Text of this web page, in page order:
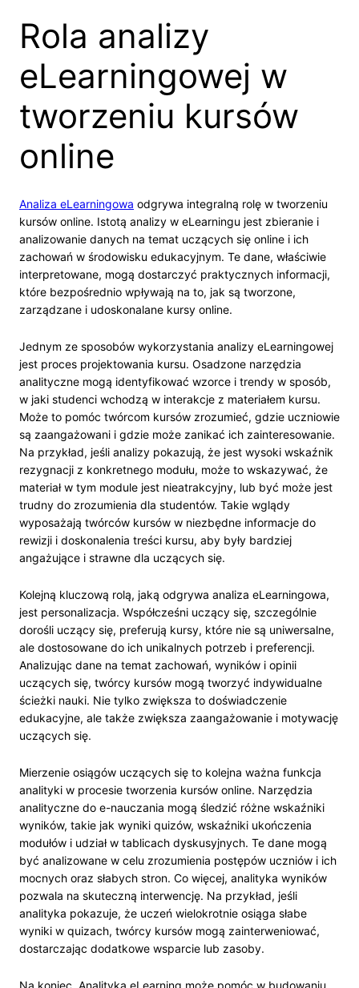
Rola analizy
eLearningowej w
tworzeniu kursów
online
Analiza eLearningowa odgrywa integralną rolę w tworzeniu
kursów online. Istotą analizy w eLearningu jest zbieranie i
analizowanie danych na temat uczących się online i ich
zachowań w środowisku edukacyjnym. Te dane, właściwie
interpretowane, mogą dostarczyć praktycznych informacji,
które bezpośrednio wpływają na to, jak są tworzone,
zarządzane i udoskonalane kursy online.
Jednym ze sposobów wykorzystania analizy eLearningowej
jest proces projektowania kursu. Osadzone narzędzia
analityczne mogą identyfikować wzorce i trendy w sposób,
w jaki studenci wchodzą w interakcje z materiałem kursu.
Może to pomóc twórcom kursów zrozumieć, gdzie uczniowie
są zaangażowani i gdzie może zanikać ich zainteresowanie.
Na przykład, jeśli analizy pokazują, że jest wysoki wskaźnik
rezygnacji z konkretnego modułu, może to wskazywać, że
materiał w tym module jest nieatrakcyjny, lub być może jest
trudny do zrozumienia dla studentów. Takie wglądy
wyposażają twórców kursów w niezbędne informacje do
rewizji i doskonalenia treści kursu, aby były bardziej
angażujące i strawne dla uczących się.
Kolejną kluczową rolą, jaką odgrywa analiza eLearningowa,
jest personalizacja. Współcześni uczący się, szczególnie
dorośli uczący się, preferują kursy, które nie są uniwersalne,
ale dostosowane do ich unikalnych potrzeb i preferencji.
Analizując dane na temat zachowań, wyników i opinii
uczących się, twórcy kursów mogą tworzyć indywidualne
ścieżki nauki. Nie tylko zwiększa to doświadczenie
edukacyjne, ale także zwiększa zaangażowanie i motywację
uczących się.
Mierzenie osiągów uczących się to kolejna ważna funkcja
analityki w procesie tworzenia kursów online. Narzędzia
analityczne do e-nauczania mogą śledzić różne wskaźniki
wyników, takie jak wyniki quizów, wskaźniki ukończenia
modułów i udział w tablicach dyskusyjnych. Te dane mogą
być analizowane w celu zrozumienia postępów uczniów i ich
mocnych oraz słabych stron. Co więcej, analityka wyników
pozwala na skuteczną interwencję. Na przykład, jeśli
analityka pokazuje, że uczeń wielokrotnie osiąga słabe
wyniki w quizach, twórcy kursów mogą zainterweniować,
dostarczając dodatkowe wsparcie lub zasoby.
Na koniec, Analityka eLearning może pomóc w budowaniu